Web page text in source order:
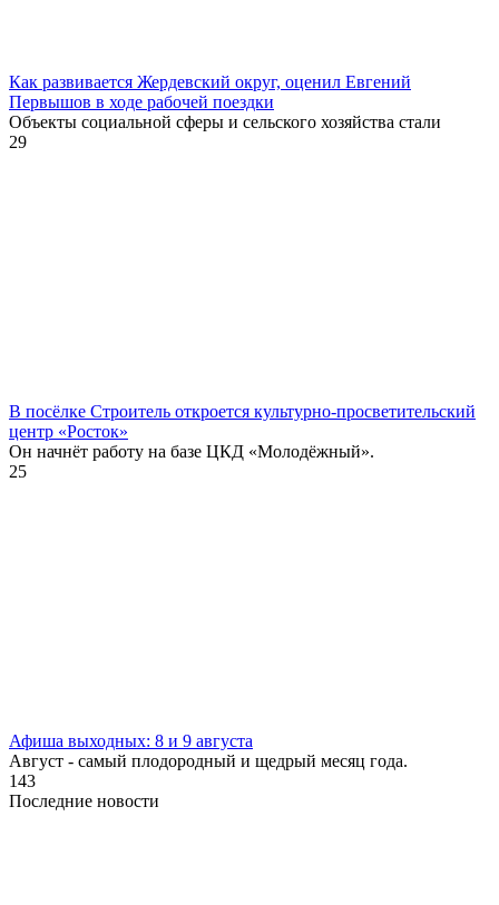
Как развивается Жердевский округ, оценил Евгений
Первышов в ходе рабочей поездки
Объекты социальной сферы и сельского хозяйства стали
29
В посёлке Строитель откроется культурно-просветительский
центр «Росток»
Он начнёт работу на базе ЦКД «Молодёжный».
25
Афиша выходных: 8 и 9 августа
Август - самый плодородный и щедрый месяц года.
143
Последние новости